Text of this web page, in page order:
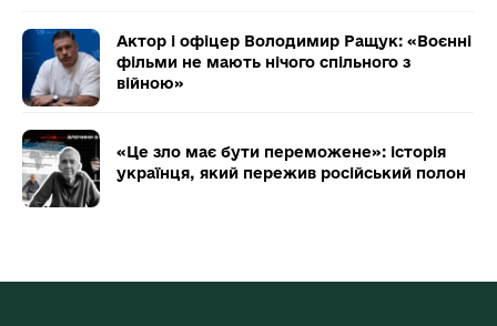
Актор і офіцер Володимир Ращук: «Воєнні
фільми не мають нічого спільного з
війною»
«Це зло має бути переможене»: історія
українця, який пережив російський полон